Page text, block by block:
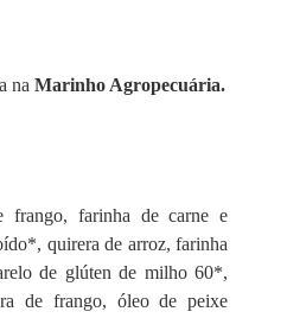
na Marinho Agropecuária.
frango, farinha de carne e
quirera de arroz, farinha
de glúten de milho 60*,
de frango, óleo de peixe